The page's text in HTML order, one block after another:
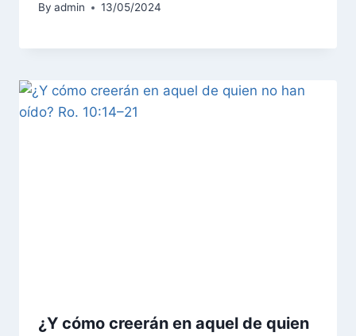
By admin 13/05/2024
¿Y cómo creerán en aquel de quien